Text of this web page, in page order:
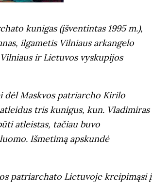
kunigas (įšventintas 1995 m.),
ilgametis Vilniaus arkangelo
Vilniaus ir Lietuvos vyskupijos
dėl Maskvos patriarcho Kirilo
tris kunigus, kun. Vladimiras
atleistas, tačiau buvo
Išmetimą apskundė
patriarchato Lietuvoje kreipimąsi į